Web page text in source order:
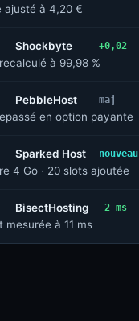
ajusté à 4,20 €
Shockbyte
à 99,98 %
+0,02
PebbleHost
en option payante
maj
Sparked Host
4 Go · 20 slots ajoutée
nouveau
BisectHosting
mesurée à 11 ms
−2 ms